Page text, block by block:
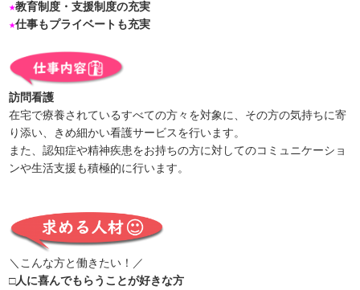
★教育制度・支援制度の充実
★仕事もプライベートも充実
訪問看護
在宅で療養されているすべての方々を対象に、その方の気持ちに寄
り添い、きめ細かい看護サービスを行います。
また、認知症や精神疾患をお持ちの方に対してのコミュニケーショ
ンや生活支援も積極的に行います。
＼こんな方と働きたい！／
□人に喜んでもらうことが好きな方